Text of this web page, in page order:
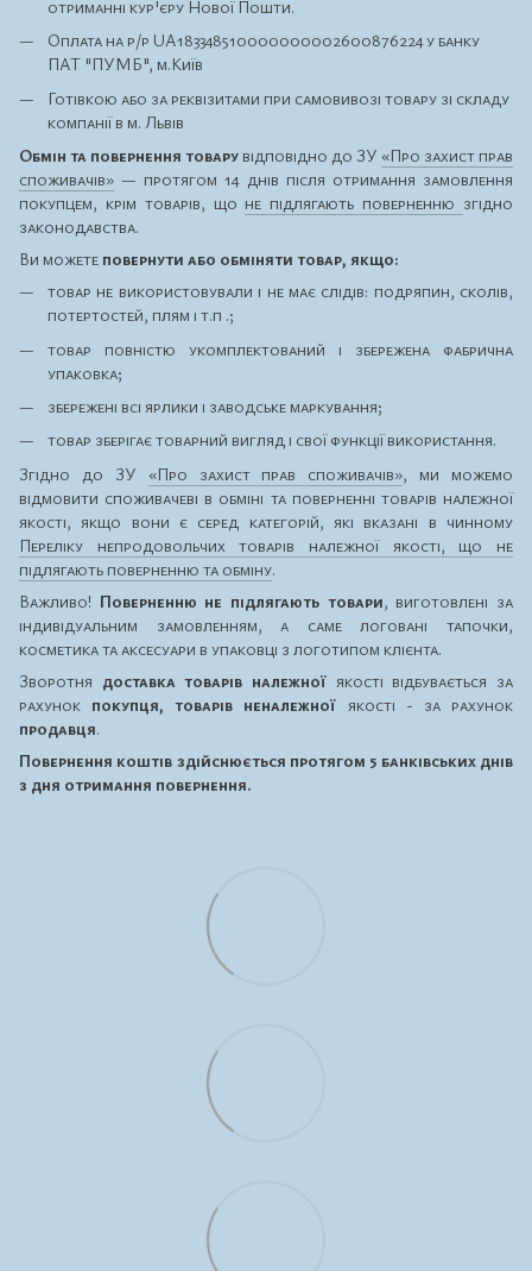
отриманні кур'єру Нової Пошти.
Оплата на р/р UA183348510000000002600876224 у банку
ПАТ "ПУМБ", м.Київ
Готівкою або за реквізитами при самовивозі товару зі складу
компанії в м. Львів
Обмін та повернення товару відповідно до ЗУ «Про захист прав
споживачів» — протягом 14 днів після отримання замовлення
покупцем, крім товарів, що не підлягають поверненню згідно
законодавства.
Ви можете повернути або обміняти товар, якщо:
товар не використовували і не має слідів: подряпин, сколів,
потертостей, плям і т.п .;
товар повністю укомплектований і збережена фабрична
упаковка;
збережені всі ярлики і заводське маркування;
товар зберігає товарний вигляд і свої функції використання.
Згідно до ЗУ «Про захист прав споживачів», ми можемо
відмовити споживачеві в обміні та поверненні товарів належної
якості, якщо вони є серед категорій, які вказані в чинному
Переліку непродовольчих товарів належної якості, що не
підлягають поверненню та обміну.
Важливо! Поверненню не підлягають товари, виготовлені за
індивідуальним замовленням, а саме логовані тапочки,
косметика та аксесуари в упаковці з логотипом клієнта.
Зворотня доставка товарів належної якості відбувається за
рахунок покупця, товарів неналежної якості - за рахунок
продавця.
Повернення коштів здійснюється протягом 5 банківських днів
з дня отримання повернення.